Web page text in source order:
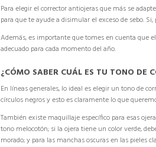
Paraelegir el corrector antiojeras que más se
para que te ayude a disimular el exceso de sebo.
Además, es importante que tomes en cuenta que
adecuado para cada momento del año.
¿CÓMO SABER CUÁL ES TU TONO DE
En líneas generales, lo ideal es elegir untono de
círculos negros y esto es claramente lo que
También existe maquillaje específico para esas
tono melocotón; si la ojera tiene un color verde,
morado; y para las manchas oscuras en las pieles